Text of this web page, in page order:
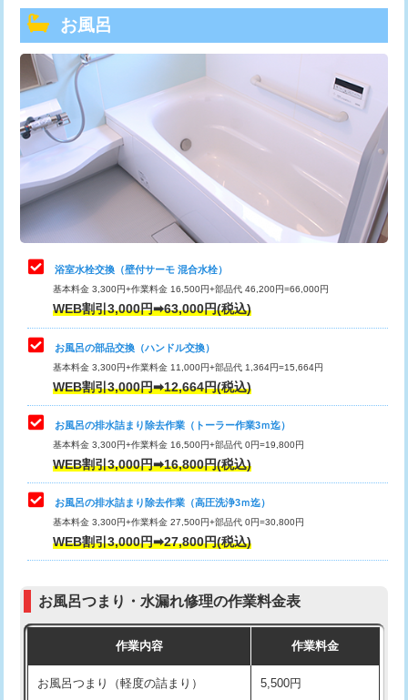
トーラー機使用/3mまで
追加トーラー機使用/3m超え
カメラ調査 33,000円
桝清掃 8,800円
止水・漏水調査・防水処理・清掃・修
理・調整・分解・加工など（軽作業）
止水・漏水調査・防水処理・清掃・修
理・調整・分解・加工など（中作業）
22,000円
止水・漏水調査・防水処理・清掃・修
理・調整・分解・加工など（重作業）
33,000円
トイレタンク脱着
トイレ便器脱着
タンクレストイレ脱着 33,000円
小便器トイレ脱着
その他部品の脱着 8,800円～
交換・取付（タンク）
交換・取付（普通便座） 11,000円+材料費
交換・取付（温水洗浄便座） 16,500円+材料費
交換・取付(単水栓（壁付・デッキ
13,200円+材料費
お風呂
浴室水栓交換（壁付サーモ 混合水栓）
基本料金 3,300円+作業料金 16,500円+部品代 46,200円=66,000円
WEB割引3,000円➡63,000円(税込)
お風呂の部品交換（ハンドル交換）
基本料金 3,300円+作業料金 11,000円+部品代 1,364円=15,664円
WEB割引3,000円➡12,664円(税込)
お風呂の排水詰まり除去作業（トーラー作業3ｍ迄）
基本料金 3,300円+作業料金 16,500円+部品代 0円=19,800円
WEB割引3,000円➡16,800円(税込)
お風呂の排水詰まり除去作業（高圧洗浄3ｍ迄）
基本料金 3,300円+作業料金 27,500円+部品代 0円=30,800円
WEB割引3,000円➡27,800円(税込)
お風呂つまり・水漏れ修理の作業料金表
作業内容 作業料金
お風呂つまり（軽度の詰まり） 5,500円